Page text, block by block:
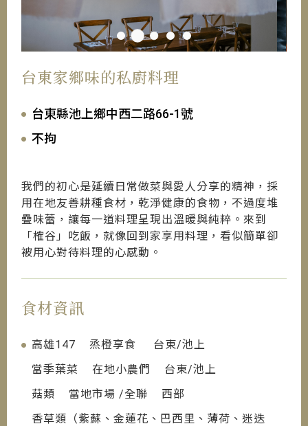
台東家鄉味的私廚料理
台東縣池上鄉中西二路66-1號
不拘
我們的初心是延續日常做菜與愛人分享的精神，採
用在地友善耕種食材，乾淨健康的食物，不過度堆
疊味蕾，讓每一道料理呈現出溫暖與純粹。來到
「榷谷」吃飯，就像回到家享用料理，看似簡單卻
被用心對待料理的心感動。
食材資訊
高雄147 烝橙享食 台東/池上
當季葉菜 在地小農們 台東/池上
菇類 當地市場 /全聯 西部
香草類（紫蘇、金蓮花、巴西里、薄荷、迷迭